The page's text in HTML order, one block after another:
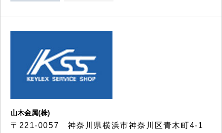
山木金属(株)
〒221-0057 神奈川県横浜市神奈川区青木町4-1